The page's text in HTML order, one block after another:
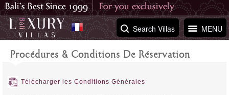
MENU
Search Villas
Procédures & Conditions De Réservation
Télécharger les Conditions Générales